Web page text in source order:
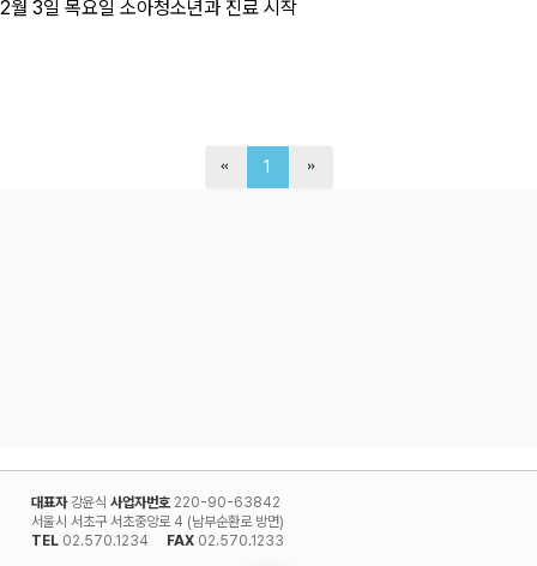
2월 3일 목요일 소아청소년과 진료 시작
1
대표자강윤식 사업자번호220-90-63842
서울시 서초구 서초중앙로 4 (남부순환로 방면)
TEL 02.570.1234 FAX 02.570.1233